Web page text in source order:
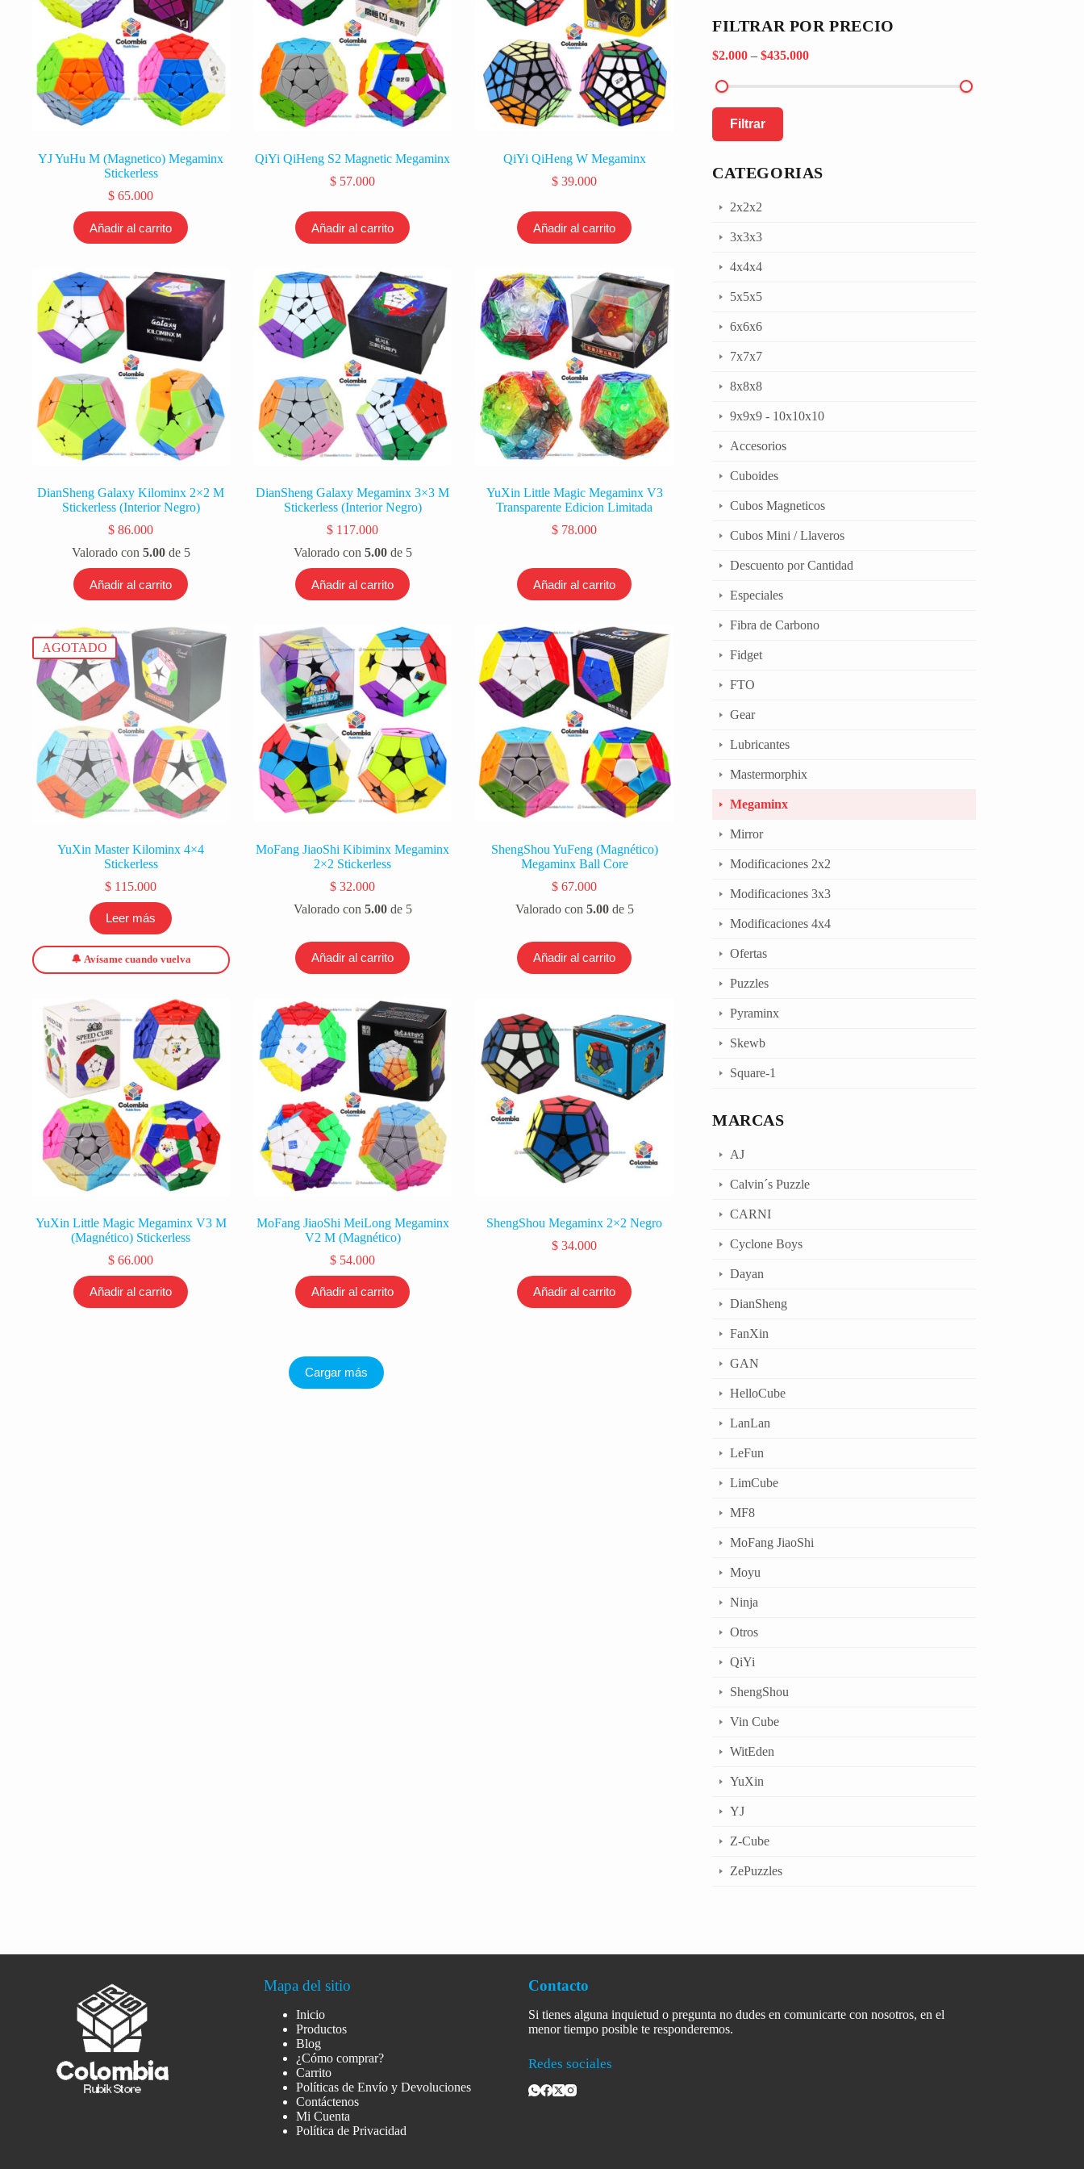
YJ YuHu M (Magnetico) Megaminx
Stickerless
$ 65.000
Añadir al carrito
QiYi QiHeng S2 Magnetic Megaminx
$ 57.000
Añadir al carrito
QiYi QiHeng W Megaminx
$ 39.000
Añadir al carrito
DianSheng Galaxy Kilominx 2×2 M
Stickerless (Interior Negro)
$ 86.000
Valorado con 5.00de 5
Añadir al carrito
DianSheng Galaxy Megaminx 3×3 M
Stickerless (Interior Negro)
$ 117.000
Valorado con 5.00de 5
Añadir al carrito
YuXin Little Magic Megaminx V3
Transparente Edicion Limitada
$ 78.000
Añadir al carrito
AGOTADO
YuXin Master Kilominx 4×4
Stickerless
$ 115.000
Leer más
🔔 Avísame cuando vuelva
MoFang JiaoShi Kibiminx Megaminx
2×2 Stickerless
$ 32.000
Valorado con 5.00de 5
Añadir al carrito
ShengShou YuFeng (Magnético)
Megaminx Ball Core
$ 67.000
Valorado con 5.00de 5
Añadir al carrito
YuXin Little Magic Megaminx V3 M
(Magnético) Stickerless
$ 66.000
Añadir al carrito
MoFang JiaoShi MeiLong Megaminx
V2 M (Magnético)
$ 54.000
Añadir al carrito
ShengShou Megaminx 2×2 Negro
$ 34.000
Añadir al carrito
Cargar más
FILTRAR POR PRECIO
$2.000 –$435.000
Filtrar
CATEGORIAS
2x2x2
3x3x3
4x4x4
5x5x5
6x6x6
7x7x7
8x8x8
9x9x9 - 10x10x10
Accesorios
Cuboides
Cubos Magneticos
Cubos Mini / Llaveros
Descuento por Cantidad
Especiales
Fibra de Carbono
Fidget
FTO
Gear
Lubricantes
Mastermorphix
Megaminx
Mirror
Modificaciones 2x2
Modificaciones 3x3
Modificaciones 4x4
Ofertas
Puzzles
Pyraminx
Skewb
Square-1
MARCAS
AJ
Calvin´s Puzzle
CARNI
Cyclone Boys
Dayan
DianSheng
FanXin
GAN
HelloCube
LanLan
LeFun
LimCube
MF8
MoFang JiaoShi
Moyu
Ninja
Otros
QiYi
ShengShou
Vin Cube
WitEden
YuXin
YJ
Z-Cube
ZePuzzles
Mapa del sitio
Inicio
Productos
Blog
¿Cómo comprar?
Carrito
Políticas de Envío y Devoluciones
Contáctenos
Mi Cuenta
Política de Privacidad
Contacto
Si tienes alguna inquietud o pregunta no dudes en comunicarte con nosotros, en el
menor tiempo posible te responderemos.
Redes sociales